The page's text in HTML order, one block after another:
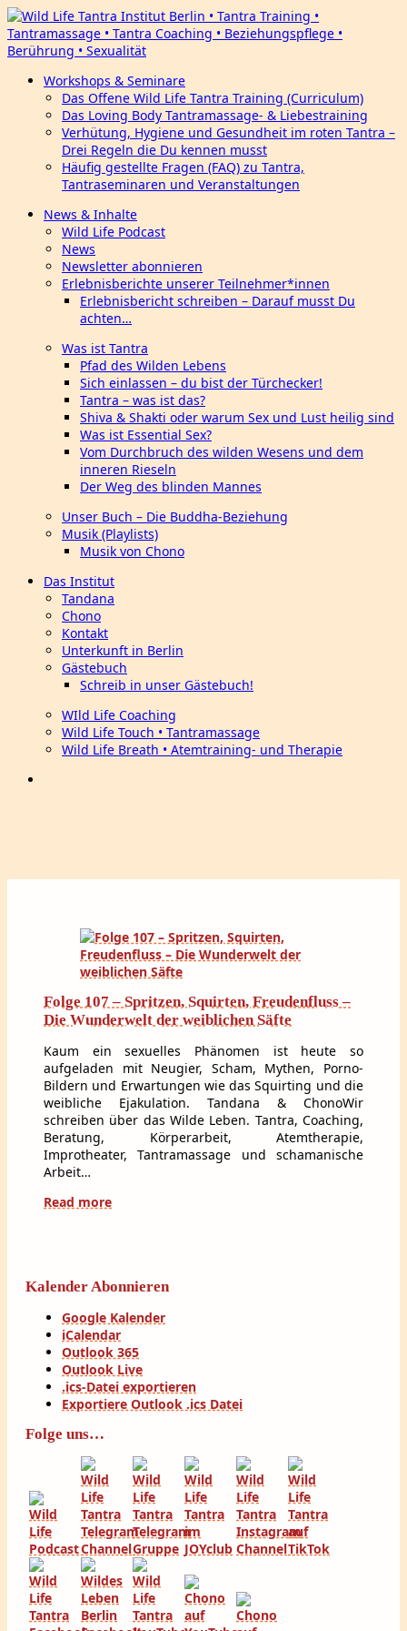
Workshops & Seminare
Das Offene Wild Life Tantra Training (Curriculum)
Das Loving Body Tantramassage- & Liebestraining
Verhütung, Hygiene und Gesundheit im roten Tantra –
Drei Regeln die Du kennen musst
Häufig gestellte Fragen (FAQ) zu Tantra,
Tantraseminaren und Veranstaltungen
News & Inhalte
Wild Life Podcast
News
Newsletter abonnieren
Erlebnisberichte unserer Teilnehmer*innen
Erlebnisbericht schreiben – Darauf musst Du
achten…
Was ist Tantra
Pfad des Wilden Lebens
Sich einlassen – du bist der Türchecker!
Tantra – was ist das?
Shiva & Shakti oder warum Sex und Lust heilig sind
Was ist Essential Sex?
Vom Durchbruch des wilden Wesens und dem
inneren Rieseln
Der Weg des blinden Mannes
Unser Buch – Die Buddha-Beziehung
Musik (Playlists)
Musik von Chono
Das Institut
Tandana
Chono
Kontakt
Unterkunft in Berlin
Gästebuch
Schreib in unser Gästebuch!
WIld Life Coaching
Wild Life Touch • Tantramassage
Wild Life Breath • Atemtraining- und Therapie
Folge 107 – Spritzen, Squirten, Freudenfluss –
Die Wunderwelt der weiblichen Säfte
Kaum ein sexuelles Phänomen ist heute so
aufgeladen mit Neugier, Scham, Mythen, Porno-
Bildern und Erwartungen wie das Squirting und die
weibliche Ejakulation. Tandana & ChonoWir
schreiben über das Wilde Leben. Tantra, Coaching,
Beratung, Körperarbeit, Atemtherapie,
Improtheater, Tantramassage und schamanische
Arbeit…
Read more
Kalender Abonnieren
Google Kalender
iCalendar
Outlook 365
Outlook Live
.ics-Datei exportieren
Exportiere Outlook .ics Datei
Folge uns…